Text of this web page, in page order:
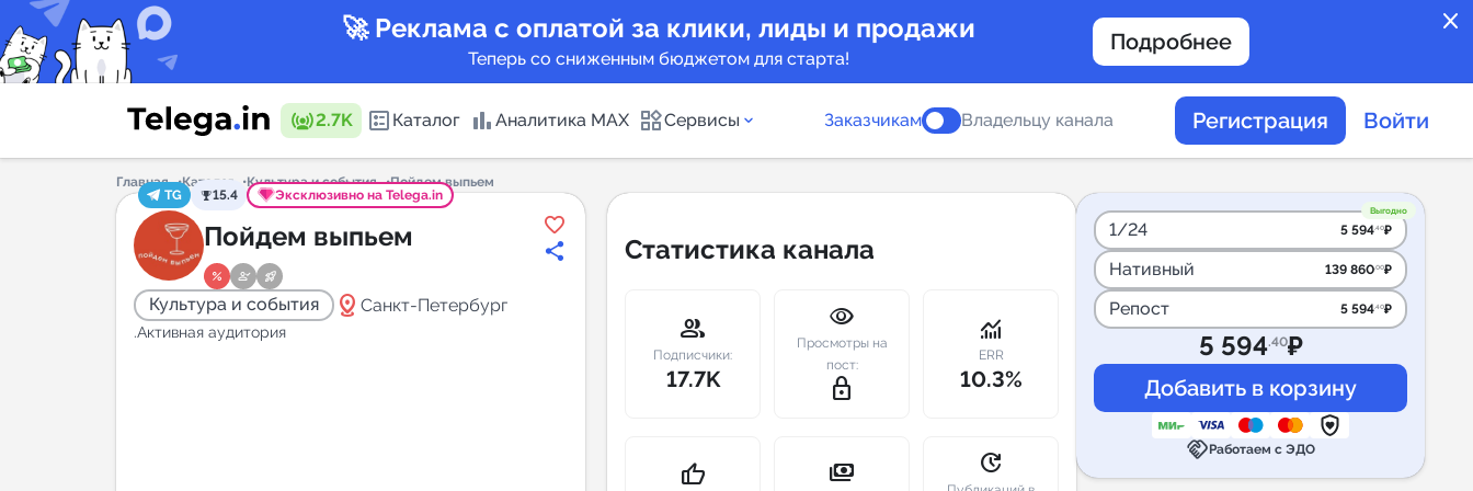
close
🚀 Реклама с оплатой за клики, лиды и продажи
Теперь со сниженным бюджетом для старта!
Подробнее
2.7K Каталог Аналитика MAX Сервисы
Каталог каналов
Горящие предложения
Индекс читаемости каналов в
Telegram
New
сопровождение
Заказчикам Владельцу канала Регистрация Войти
Главная Каталог Культура и события
Пойдем выпьем
TG
15.4 Эксклюзивно на Telega.in
Пойдем выпьем
Культура и события distance Санкт-Петербург
.Активная аудитория
Статистика канала
group
Подписчики:
17.7K
visibility
Просмотры на
пост:
lock_outline
monitoring
ERR
10.3%
thumb_up payments update
Выгодно
1/24 5 594.40₽
Нативный 139 860.00₽
Репост 5 594.40₽
5 594.40₽
handshakeРаботаем с ЭДО